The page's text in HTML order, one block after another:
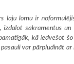
laju lomu ir
izdalot sakramentus
kā iedvešot
var pārpludināt